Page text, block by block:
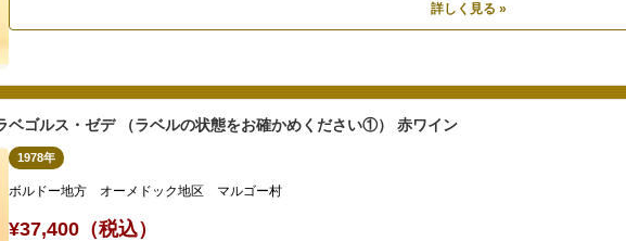
詳しく見る »
ベゴルス・ゼデ （ラベルの状態をお確かめください①） 赤ワイン
1978年
ボルドー地方 オーメドック地区 マルゴー村
¥37,400（税込）